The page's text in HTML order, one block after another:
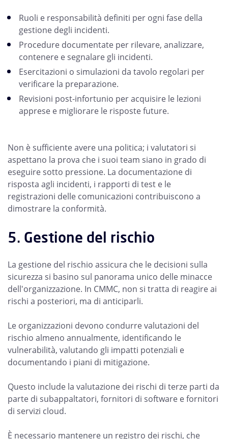
Ruoli e responsabilità definiti per ogni fase della
gestione degli incidenti.
Procedure documentate per rilevare, analizzare,
contenere e segnalare gli incidenti.
Esercitazioni o simulazioni da tavolo regolari per
verificare la preparazione.
Revisioni post-infortunio per acquisire le lezioni
apprese e migliorare le risposte future.
Non è sufficiente avere una politica; i valutatori si
aspettano la prova che i suoi team siano in grado di
eseguire sotto pressione. La documentazione di
risposta agli incidenti, i rapporti di test e le
registrazioni delle comunicazioni contribuiscono a
dimostrare la conformità.
5. Gestione del rischio
La gestione del rischio assicura che le decisioni sulla
sicurezza si basino sul panorama unico delle minacce
dell'organizzazione. In CMMC, non si tratta di reagire ai
rischi a posteriori, ma di anticiparli.
Le organizzazioni devono condurre valutazioni del
rischio almeno annualmente, identificando le
vulnerabilità, valutando gli impatti potenziali e
documentando i piani di mitigazione.
Questo include la valutazione dei rischi di terze parti da
parte di subappaltatori, fornitori di software e fornitori
di servizi cloud.
È necessario mantenere un registro dei rischi, che